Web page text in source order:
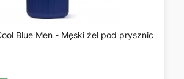
Blue Men - Męski żel pod prysznic